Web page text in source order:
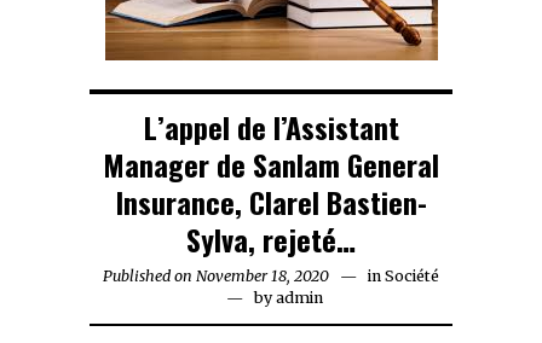
L’appel de l’Assistant
Manager de Sanlam General
Insurance, Clarel Bastien-
Sylva, rejeté…
Published on November 18, 2020 November
in Société
byadmin